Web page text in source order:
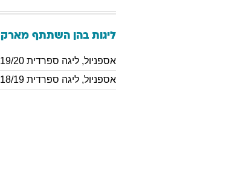
ליגות בהן השתתף מארק
אספניול, ליגה ספרדית 2019/20
אספניול, ליגה ספרדית 2018/19